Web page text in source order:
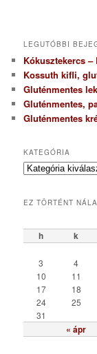
LEGUTÓBBI
Kókusztekercs
Kossuth kifli,
Gluténmentes
Gluténmentes,
Gluténmentes
KATEGÓRIA
K
e
ó
r
EZ TÖRTÉNT
h k
« ápr
3
4
10
11
17
18
24
25
31